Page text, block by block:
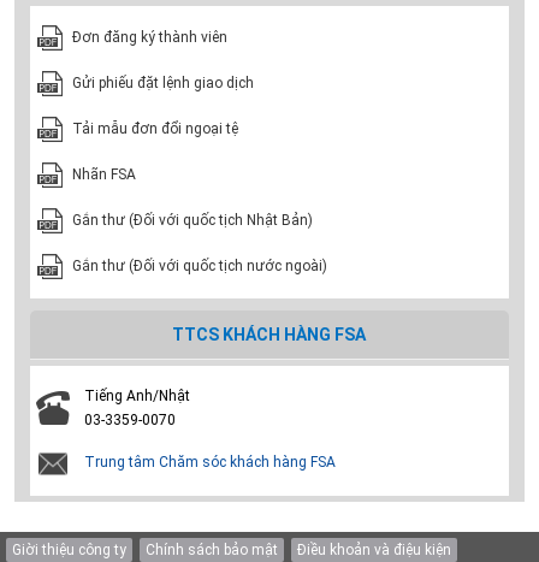
Đơn đăng ký thành viên
Gửi phiếu đặt lệnh giao dịch
Tải mẫu đơn đổi ngoại tệ
Nhãn FSA
Gắn thư (Đối với quốc tịch Nhật Bản)
Gắn thư (Đối với quốc tịch nước ngoài)
TTCS KHÁCH HÀNG FSA
Tiếng Anh/Nhật
03-3359-0070
Trung tâm Chăm sóc khách hàng FSA
Giời thiệu công ty Chính sách bảo mật Điều khoản và điệu kiện